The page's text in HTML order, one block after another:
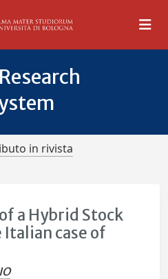
in rivista
a Hybrid Stock
Italian case of